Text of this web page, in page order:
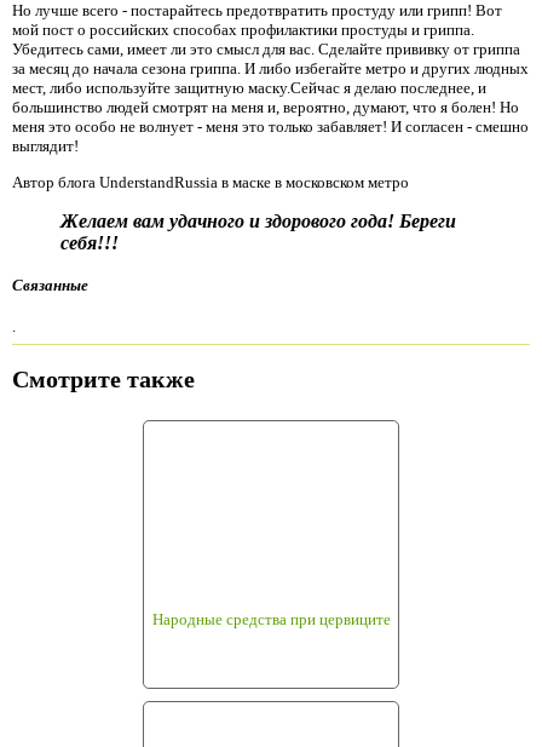
Но лучше всего - постарайтесь предотвратить простуду или грипп! Вот
мой пост о российских способах профилактики простуды и гриппа.
Убедитесь сами, имеет ли это смысл для вас. Сделайте прививку от гриппа
за месяц до начала сезона гриппа. И либо избегайте метро и других людных
мест, либо используйте защитную маску.Сейчас я делаю последнее, и
большинство людей смотрят на меня и, вероятно, думают, что я болен! Но
меня это особо не волнует - меня это только забавляет! И согласен - смешно
выглядит!
Автор блога UnderstandRussia в маске в московском метро
Желаем вам удачного и здорового года! Береги
себя!!!
Связанные
Смотрите также
Народные средства при цервиците